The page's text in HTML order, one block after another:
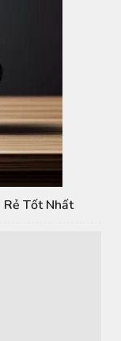
Rẻ Tốt Nhất